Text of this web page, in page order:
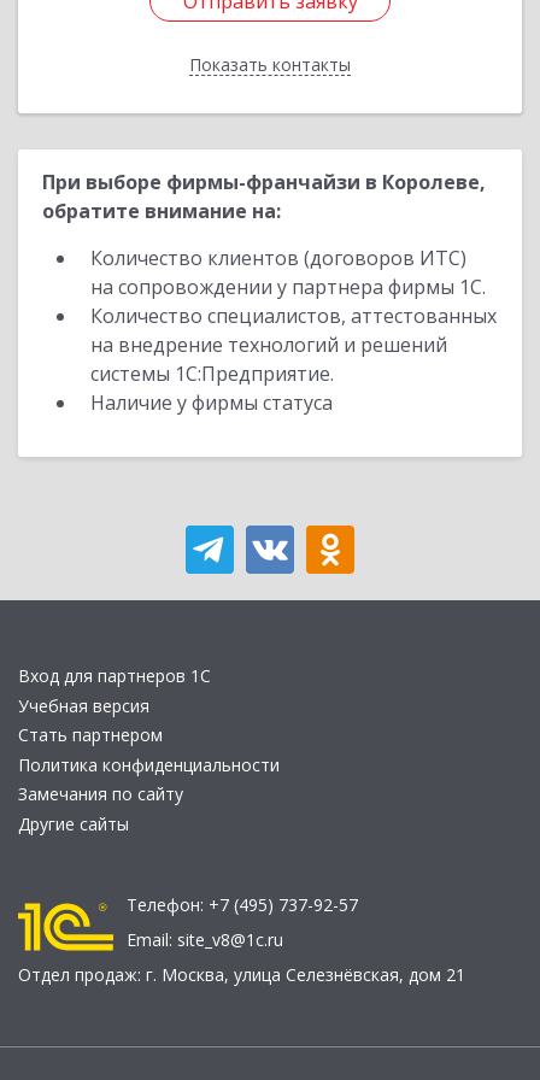
Показать контакты
Назад
При выборе фирмы-франчайзи в Королеве,
обратите внимание на:
Количество клиентов (договоров ИТС)
на сопровождении у партнера фирмы 1С.
Количество специалистов, аттестованных
на внедрение технологий и решений
системы 1С:Предприятие.
Наличие у фирмы статуса
Вход для партнеров 1С
Учебная версия
Стать партнером
Политика конфиденциальности
Замечания по сайту
Другие сайты
Телефон: +7 (495) 737-92-57
Email: site_v8@1c.ru
Отдел продаж: г. Москва, улица Селезнёвская, дом 21